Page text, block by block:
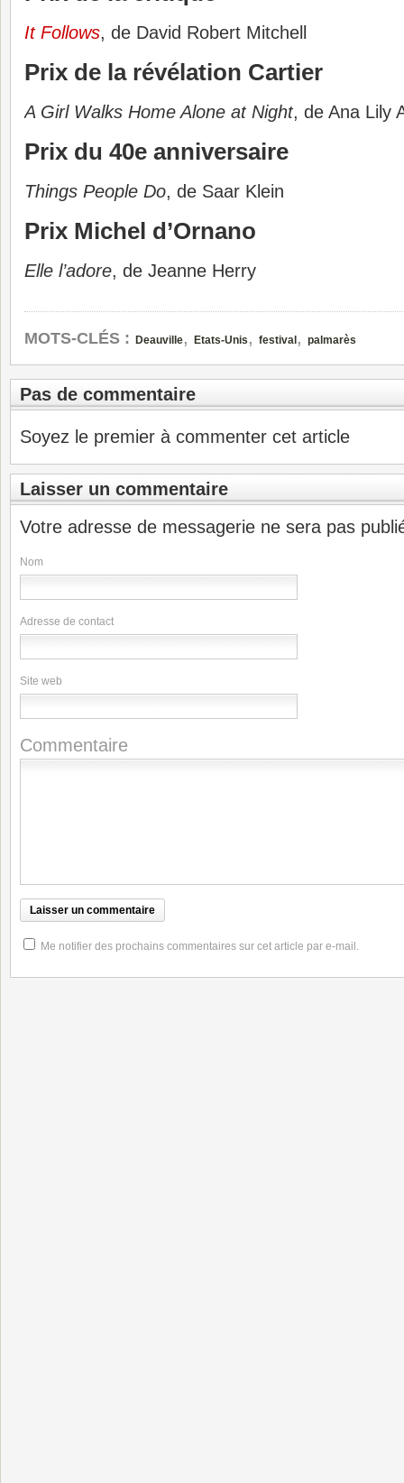
It Follows, de David Robert Mitchell
Prix de la révélation Cartier
A Girl Walks Home Alone at Night, de Ana Lily
Prix du 40e anniversaire
Things People Do, de Saar Klein
Prix Michel d’Ornano
Elle l’adore, de Jeanne Herry
MOTS-CLÉS : Deauville, Etats-Unis , festival , palmarès
Pas de commentaire
Soyez le premier à commenter cet article
Laisser un commentaire
Votre adresse de messagerie ne sera pas
Nom
Adresse de contact
Site web
Commentaire
Me notifier des prochains commentaires sur cet article par e-mail.